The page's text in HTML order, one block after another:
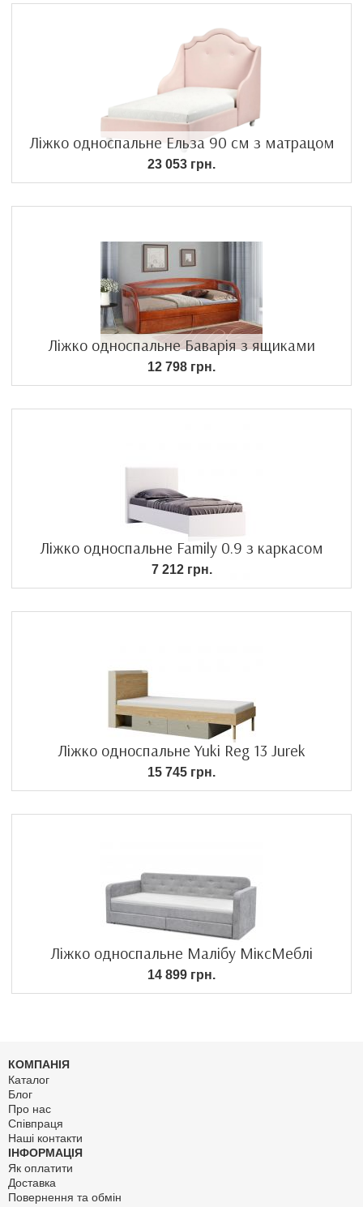
Ліжко односпальне Ельза 90 см з матрацом
23 053 грн.
Ліжко односпальне Баварія з ящиками
12 798 грн.
Ліжко односпальне Family 0.9 з каркасом
7 212 грн.
Ліжко односпальне Yuki Reg 13 Jurek
15 745 грн.
Ліжко односпальне Малібу МіксМеблі
14 899 грн.
КОМПАНІЯ
Каталог
Блог
Про нас
Співпраця
Наші контакти
ІНФОРМАЦІЯ
Як оплатити
Доставка
Повернення та обмін